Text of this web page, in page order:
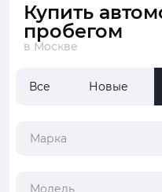
Купить
пробегом
в Москве
Все Новые
Марка
Модель